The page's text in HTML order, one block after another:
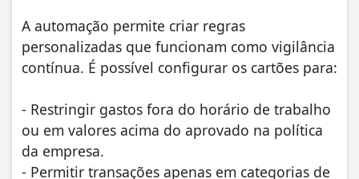
A automação permite criar regras
personalizadas que funcionam como vigilância
contínua. É possível configurar os cartões para:
- Restringir gastos fora do horário de trabalho
ou em valores acima do aprovado na política
da empresa.
- Permitir transações apenas em categorias de